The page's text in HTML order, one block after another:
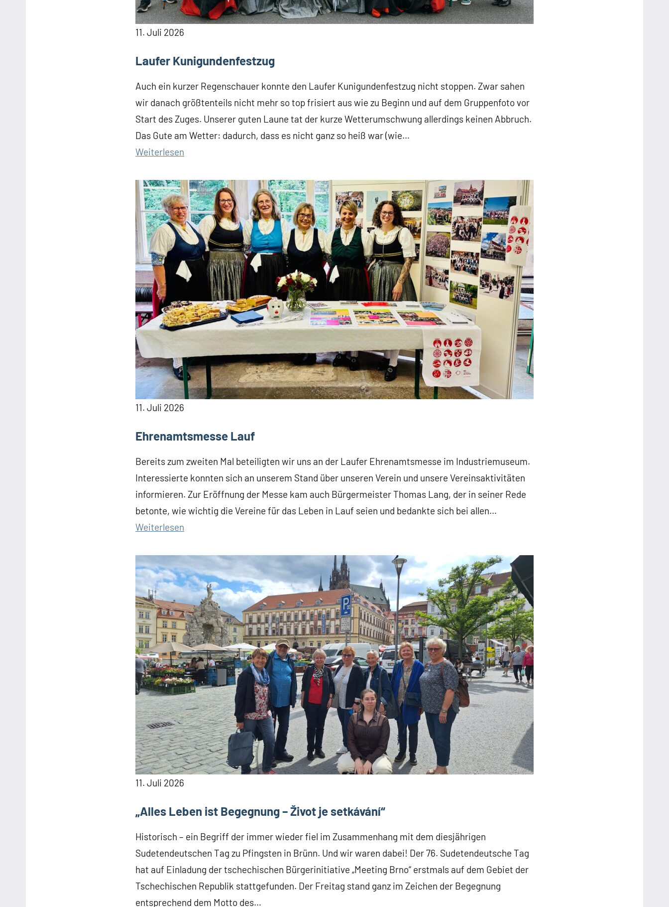
11. Juli 2026
Laufer Kunigundenfestzug
Auch ein kurzer Regenschauer konnte den Laufer Kunigundenfestzug nicht stoppen. Zwar sahen
wir danach größtenteils nicht mehr so top frisiert aus wie zu Beginn und auf dem Gruppenfoto vor
Start des Zuges. Unserer guten Laune tat der kurze Wetterumschwung allerdings keinen Abbruch.
Das Gute am Wetter: dadurch, dass es nicht ganz so heiß war (wie…
Weiterlesen
Kunigundenfestzug
11. Juli 2026
Ehrenamtsmesse Lauf
Bereits zum zweiten Mal beteiligten wir uns an der Laufer Ehrenamtsmesse im Industriemuseum.
Interessierte konnten sich an unserem Stand über unseren Verein und unsere Vereinsaktivitäten
informieren. Zur Eröffnung der Messe kam auch Bürgermeister Thomas Lang, der in seiner Rede
betonte, wie wichtig die Vereine für das Leben in Lauf seien und bedankte sich bei allen…
Weiterlesen
11. Juli 2026
„Alles Leben ist Begegnung – Život je setkávání“
Historisch – ein Begriff der immer wieder fiel im Zusammenhang mit dem diesjährigen
Sudetendeutschen Tag zu Pfingsten in Brünn. Und wir waren dabei! Der 76. Sudetendeutsche Tag
hat auf Einladung der tschechischen Bürgerinitiative „Meeting Brno“ erstmals auf dem Gebiet der
Tschechischen Republik stattgefunden. Der Freitag stand ganz im Zeichen der Begegnung
entsprechend dem Motto des…